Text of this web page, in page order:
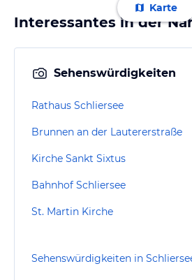
Karte
Interessantes in der
Sehenswürdigkeiten
Rathaus Schliersee
Brunnen an der Lautererstraße
Kirche Sankt Sixtus
Bahnhof Schliersee
St. Martin Kirche
Sehenswürdigkeiten in